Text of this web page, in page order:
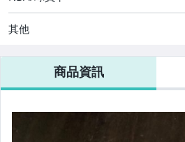
其他
商品資訊